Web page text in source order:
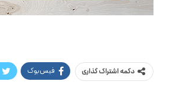
دکمه اشتراک گذاری فیس‌بوک